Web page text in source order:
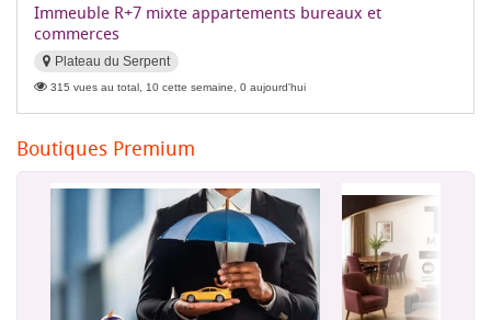
Immeuble R+7 mixte appartements bureaux et
commerces
Plateau du Serpent
315 vues au total, 10 cette semaine, 0 aujourd'hui
Boutiques Premium